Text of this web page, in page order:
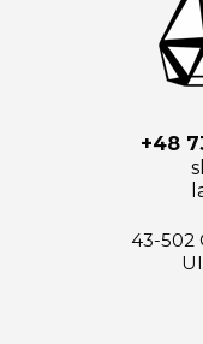
+48
43-502